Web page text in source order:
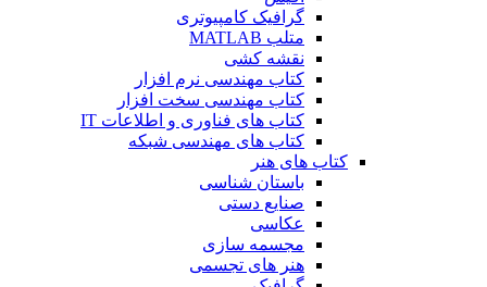
گرافیک کامپیوتری
متلب MATLAB
نقشه کشی
کتاب مهندسی نرم افزار
کتاب مهندسی سخت افزار
کتاب های فناوری و اطلاعات IT
کتاب های مهندسی شبکه
کتاب های هنر
باستان شناسی
صنایع دستی
عکاسی
مجسمه سازی
هنر های تجسمی